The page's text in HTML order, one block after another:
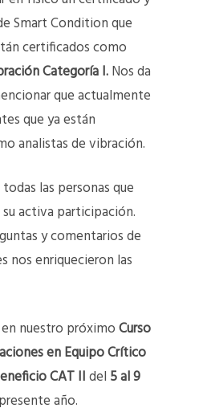
Smart Condition que
certificados como
Categoría I.Nos da
que actualmente
que ya están
analistas de vibración.
las personas que
activa participación.
y comentarios de
nos enriquecieron las
nuestro próximoCurso
en Equipo Crítico
CAT IIdel 5 al 9
año.